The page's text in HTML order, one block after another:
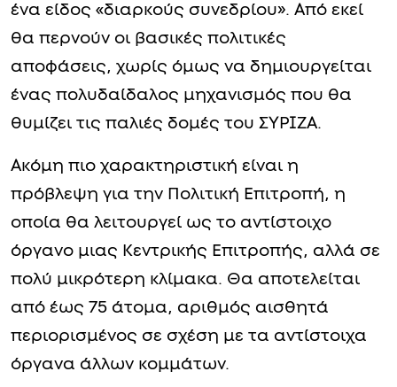
ένα είδος «διαρκούς συνεδρίου». Από εκεί
θα περνούν οι βασικές πολιτικές
αποφάσεις, χωρίς όμως να δημιουργείται
ένας πολυδαίδαλος μηχανισμός που θα
θυμίζει τις παλιές δομές του ΣΥΡΙΖΑ.
Ακόμη πιο χαρακτηριστική είναι η
πρόβλεψη για την Πολιτική Επιτροπή, η
οποία θα λειτουργεί ως το αντίστοιχο
όργανο μιας Κεντρικής Επιτροπής, αλλά σε
πολύ μικρότερη κλίμακα. Θα αποτελείται
από έως 75 άτομα, αριθμός αισθητά
περιορισμένος σε σχέση με τα αντίστοιχα
όργανα άλλων κομμάτων.